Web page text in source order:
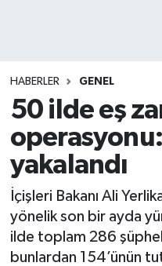
HABERLER GENEL
50 ilde eş
yakalandı
İçişleri Bakanı Ali
yönelik son bir ayda
ilde toplam 286
bunlardan 154’ünün
Son Dakika
Haber Arşivi